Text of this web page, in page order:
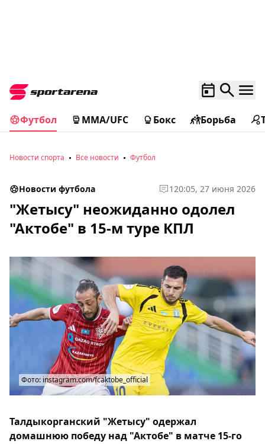
Футбол MMA/UFC Бокс Борьба
Новости спорта Все новости Футбол
Новости футбола 120:05, 27 июня 2026
"Жетысу" неожиданно одолел
"Актобе" в 15-м туре КПЛ
Фото: instagram.com/fcaktobe_official
Талдыкорганский "Жетысу" одержал
домашнюю победу над "Актобе" в матче 15-го